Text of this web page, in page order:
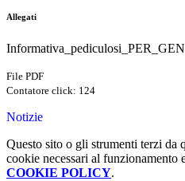
Allegati
File PDF
Contatore click: 124
Notizie
Questo sito o gli strumenti terzi da
cookie necessari al
COOKIE POLICY.